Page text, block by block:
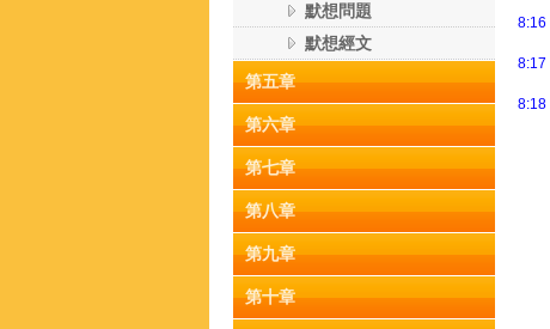
默想問題
默想經文
第五章
第六章
第七章
第八章
第九章
第十章
8:16
8:17
8:18